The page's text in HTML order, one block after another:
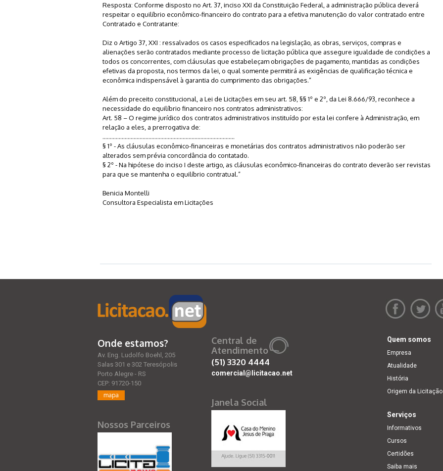
Resposta: Conforme disposto no Art. 37, inciso XXI da Constituição Federal, a administração pública deverá
respeitar o equilíbrio econômico-financeiro do contrato para a efetiva manutenção do valor contratado entre
Contratado e Contratante:
Diz o Artigo 37, XXI : ressalvados os casos especificados na legislação, as obras, serviços, compras e
alienações serão contratados mediante processo de licitação pública que assegure igualdade de condições a
todos os concorrentes, com cláusulas que estabeleçam obrigações de pagamento, mantidas as condições
efetivas da proposta, nos termos da lei, o qual somente permitirá as exigências de qualificação técnica e
econômica indispensável à garantia do cumprimento das obrigações.”
Além do preceito constitucional, a Lei de Licitações em seu art. 58, §§ 1º e 2º, da Lei 8.666/93, reconhece a
necessidade do equilíbrio financeiro nos contratos administrativos:
Art. 58 – O regime jurídico dos contratos administrativos instituído por esta lei confere à Administração, em
relação a eles, a prerrogativa de:
.........................................................................................
§ 1º - As cláusulas econômico-financeiras e monetárias dos contratos administrativos não poderão ser
alterados sem prévia concordância do contatado.
§ 2º - Na hipótese do inciso I deste artigo, as cláusulas econômico-financeiras do contrato deverão ser revistas
para que se mantenha o equilíbrio contratual.”
Benicia Montelli
Consultora Especialista em Licitações
Onde estamos?
Av. Eng. Ludolfo Boehl, 205
Salas 301 e 302 Teresópolis
Porto Alegre - RS
CEP: 91720-150
mapa
Nossos Parceiros
Central de
Atendimento
(51)3320 4444
comercial@licitacao.net
Janela Social
Quem somos
Empresa
Atualidade
História
Origem da Licitação
Serviços
Informativos
Cursos
Certidões
Saiba mais